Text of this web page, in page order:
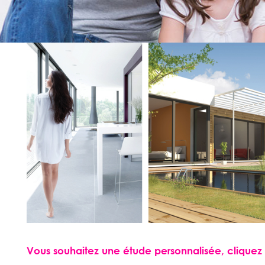
Vous souhaitez une étude personnalisée, cliquez